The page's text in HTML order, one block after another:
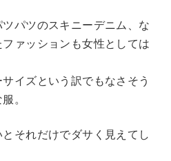
パツのスキニーデニム、な
ァッションも女性としては
イズという訳でもなさそう
。
それだけでダサく見えてし